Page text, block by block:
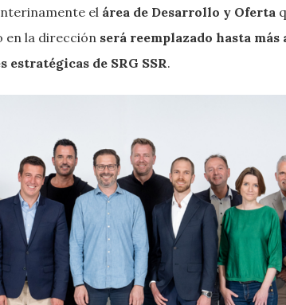
el área de Desarrollo y Oferta
en la dirección será reemplazado hasta más
estratégicas de SRG SSR.